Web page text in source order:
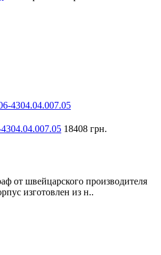
18408 грн.
от швейцарского производителя
изготовлен из н..